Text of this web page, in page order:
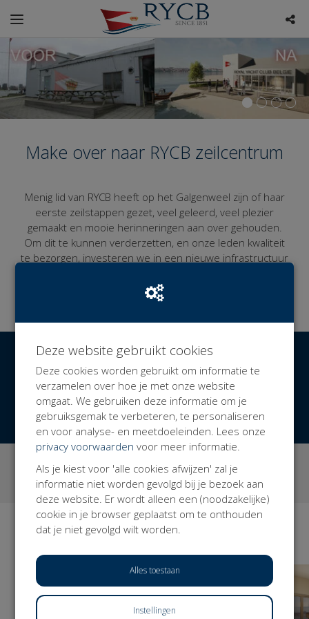
Make over naar RYCB zeilcentrum
Menig lid van RYCB heeft op het Galgenweel zijn of haar
eerste zeilstappen gezet, veel geleerd, veel plezier
gemaakt en mooie herinneringen aan over gehouden.
Om dit te kunnen verderzetten, en onze leden kwaliteit
te bezorgen, investeren we in een nieuwe infrastructuur
kunnen we de nieuwe en huidige
ontvangen.
Jouw bijdrage is een bijzondere steun aan betere,
uitnodigendere en gastvrijere watersport, waarvoor
dank!
Alle verstrekte informatie is louter informatief en niet
bindend, wijzigingen of zetfouten voorbehouden
(K55tris/99).
LEES MEER
€ 17.948Opgehaald
van totaal € 27.000 (66%)
DONEER NU
3
campagnes
53
donaties
Campagnes
Deze website gebruikt cookies
Deze cookies worden gebruikt om informatie te
verzamelen over hoe je met onze website
omgaat. We gebruiken deze informatie om je
gebruiksgemak te verbeteren, te personaliseren
en voor analyse- en meetdoeleinden. Lees onze
privacy voorwaarden voor meer informatie.
Als je kiest voor 'alle cookies afwijzen' zal je
informatie niet worden gevolgd bij je bezoek aan
deze website. Er wordt alleen een (noodzakelijke)
cookie in je browser geplaatst om te onthouden
dat je niet gevolgd wilt worden.
Alles toestaan
Instellingen